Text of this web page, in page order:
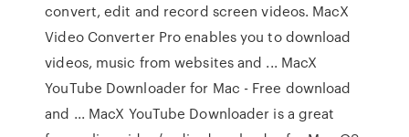
convert, edit and record screen videos. MacX
Video Converter Pro enables you to download
videos, music from websites and ... MacX
YouTube Downloader for Mac - Free download
and ... MacX YouTube Downloader is a great